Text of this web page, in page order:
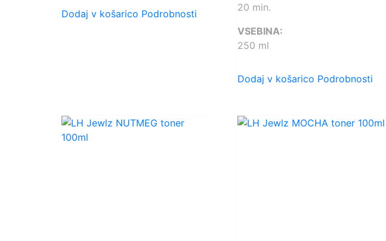
Dodaj v košarico Podrobnosti
20 min.
VSEBINA:
250 ml
Dodaj v košarico Podrobnosti